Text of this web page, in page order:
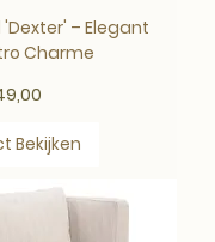
– Elegant
Charme
Bekijken